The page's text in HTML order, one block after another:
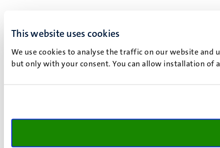
This website uses cookies
We use cookies to analyse the traffic on our website and
but only with your consent. You can allow installation of